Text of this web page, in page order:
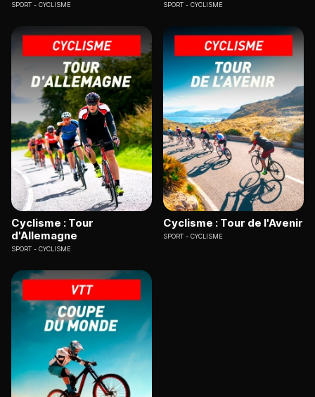
SPORT CYCLISME SPORT CYCLISME
Cyclisme : Tour
d'Allemagne
SPORT CYCLISME
Cyclisme : Tour de l'Avenir
SPORT CYCLISME